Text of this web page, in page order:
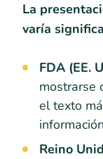
La
varía
FDA (EE.
mostrarse
el texto
Reino